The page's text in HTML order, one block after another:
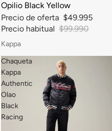
Opilio Black Yellow
Precio de oferta $49.995
Precio habitual $99.990
Kappa
Chaqueta
Kappa
Authentic
Olao
Black
Racing